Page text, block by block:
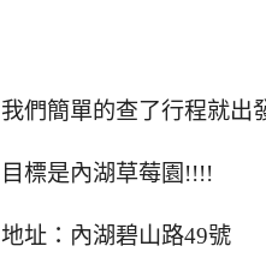
我們簡單的查了行程就出
目標是內湖草莓園!!!!
地址：內湖碧山路49號